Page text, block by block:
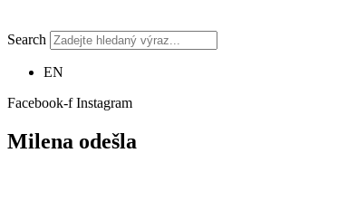
Search
EN
Facebook-f Instagram
Milena odešla